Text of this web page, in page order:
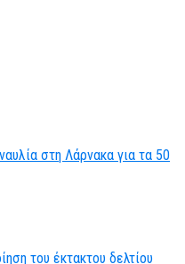
στη Λάρνακα για τα 50
του έκτακτου δελτίου